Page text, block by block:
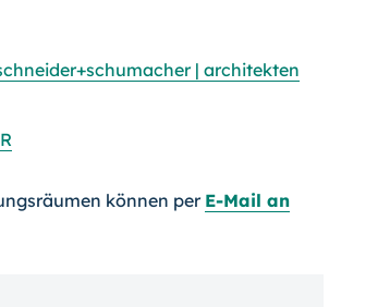
| architekten
können per E-Mail an